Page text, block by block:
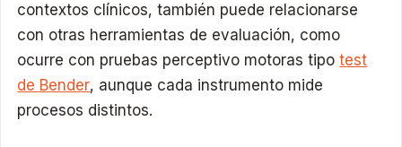
contextos clínicos, también puede relacionarse
con otras herramientas de evaluación, como
ocurre con pruebas perceptivo motoras tipotest
de Bender, aunque cada instrumento mide
procesos distintos.